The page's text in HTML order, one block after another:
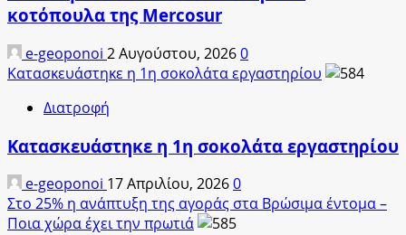
κοτόπουλα της Mercosur
e-geoponoi 2 Αυγούστου, 20260
Κατασκευάστηκε η 1η σοκολάτα εργαστηρίου
Διατροφή
Κατασκευάστηκε η 1η σοκολάτα εργαστηρίου
e-geoponoi 17 Απριλίου, 20260
Στο 25% η ανάπτυξη της αγοράς στα Βρώσιμα έντομα –
Ποια χώρα έχει την πρωτιά